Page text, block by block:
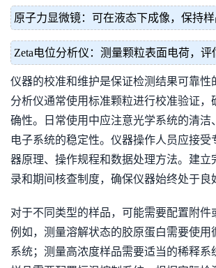
原子力显微镜：可在液态下成像，保持
Zeta电位分析仪：测量颗粒表面电荷，评
仪器的校准和维护是保证检测结果可靠性
分析仪通常使用标准颗粒进行校准验证，
确性。日常使用中应注意光学系统的清洁
电子系统的稳定性。仪器操作人员应接受
器原理、操作规程和数据处理方法。建立
录和期间核查制度，确保仪器始终处于良
对于不同类型的样品，可能需要配置附件
例如，测量溶解状态的胶原蛋白需要使用
系统；测量高浓度样品需要适当的稀释系